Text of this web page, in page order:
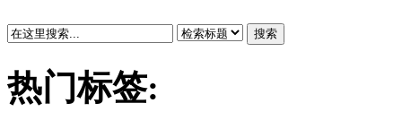
搜索
热门标签: